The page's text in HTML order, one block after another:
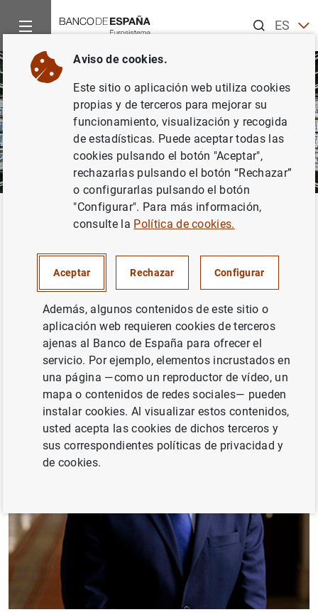
ESEN
Sobre el Banco Organización Estructura
Aviso de cookies.
Este sitio o aplicación web utiliza cookies
propias y de terceros para mejorar su
funcionamiento, visualización y recogida
de estadísticas. Puede aceptar todas las
cookies pulsando el botón "Aceptar",
rechazarlas pulsando el botón “Rechazar”
o configurarlas pulsando el botón
"Configurar". Para más información,
consulte la Política de cookies.
Aceptar Rechazar Configurar
Además, algunos contenidos de este sitio o
aplicación web requieren cookies de terceros
ajenas al Banco de España para ofrecer el
servicio. Por ejemplo, elementos incrustados en
una página —como un reproductor de vídeo, un
mapa o contenidos de redes sociales— pueden
instalar cookies. Al visualizar estos contenidos,
usted acepta las cookies de dichos terceros y
sus correspondientes políticas de privacidad y
de cookies.